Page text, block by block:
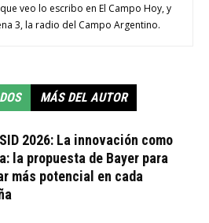
veo lo escribo en El Campo Hoy, y
3, la radio del Campo Argentino.
MÁS DEL AUTOR
2026: La innovación como
la propuesta de Bayer para
más potencial en cada